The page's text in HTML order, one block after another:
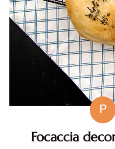
P
Focaccia